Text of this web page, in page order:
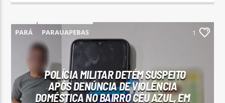
PARÁ PARAUAPEBAS 1
POLÍCIA MILITAR DETÉM SUSPEITO
APÓS DENÚNCIA DE VIOLÊNCIA
DOMÉSTICA NO BAIRRO CÉU AZUL, EM